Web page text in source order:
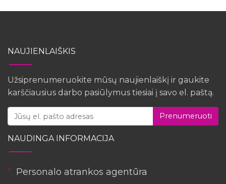
NAUJIENLAIŠKIS
Užsiprenumeruokite mūsų naujienlaiškį ir gaukite
karščiausius darbo pasiūlymus tiesiai į savo el. paštą.
Prenumeruoti
NAUDINGA INFORMACIJA
Personalo atrankos agentūra